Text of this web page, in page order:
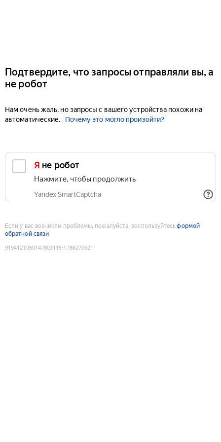
Подтвердите, что запросы отправляли вы, а
не робот
Нам очень жаль, но запросы с вашего устройства похожи на
автоматические.
Почему это могло произойти?
Я не робот
Нажмите, чтобы продолжить
Yandex SmartCaptcha
Если у вас возникли проблемы, пожалуйста, воспользуйтесьформой
обратной связи
9194121060147803115:1786270521